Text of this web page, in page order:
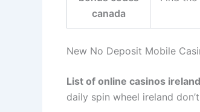
canada
New No Deposit Mobile
List of online casinos ireland
daily spin wheel ireland